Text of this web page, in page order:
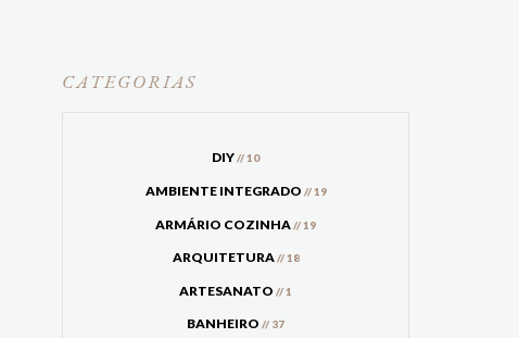
CATEGORIAS
DIY// 10
AMBIENTE INTEGRADO // 19
ARMÁRIO COZINHA// 19
ARQUITETURA// 18
ARTESANATO// 1
BANHEIRO// 37